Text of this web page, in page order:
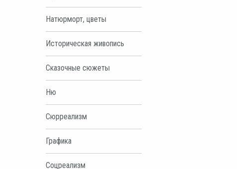
Натюрморт, цветы
Историческая живопись
Сказочные сюжеты
Ню
Сюрреализм
Графика
Соцреализм